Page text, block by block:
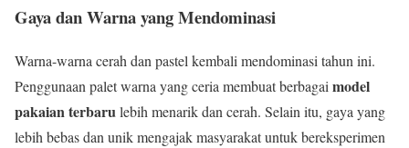
Gaya dan Warna yang Mendominasi
Warna-warna cerah dan pastel kembali mendominasi tahun ini.
Penggunaan palet warna yang ceria membuat berbagaimodel
pakaian terbarulebih menarik dan cerah. Selain itu, gaya yang
lebih bebas dan unik mengajak masyarakat untuk bereksperimen